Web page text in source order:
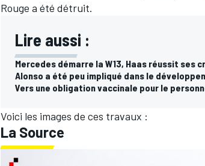
Rouge a été détruit.
Lire aussi :
Mercedes démarre la W13, Haas réussit ses
Alonso a été peu impliqué dans le
Vers une obligation vaccinale pour le
Voici les images de ces travaux :
La Source